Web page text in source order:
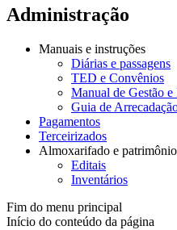
Administração
Manuais e instruções
Diárias e passagens
TED e Convênios
Manual de Gestão
Guia de
Pagamentos
Terceirizados
Almoxarifado e patrimônio
Editais
Inventários
Fim do menu principal
Início do conteúdo da página